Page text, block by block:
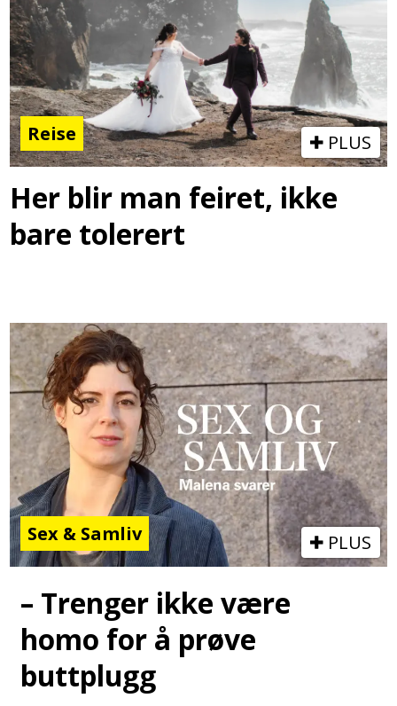
Reise PLUS
Her blir man feiret, ikke
bare tolerert
Sex & Samliv PLUS
– Trenger ikke være
homo for å prøve
buttplugg